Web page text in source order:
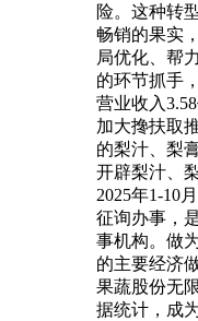
险。这种转
畅销的果实
局优化、帮
的环节抓手
营业收入
加大搀扶取
的梨汁、梨
开辟梨汁、
2025年1-10
征询办事，
事机构。做
的主要经济
果蔬股份无
据统计，成